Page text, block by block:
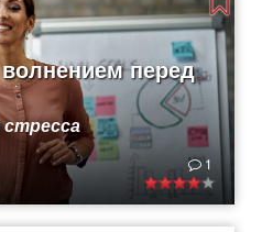
перед
стресса
1